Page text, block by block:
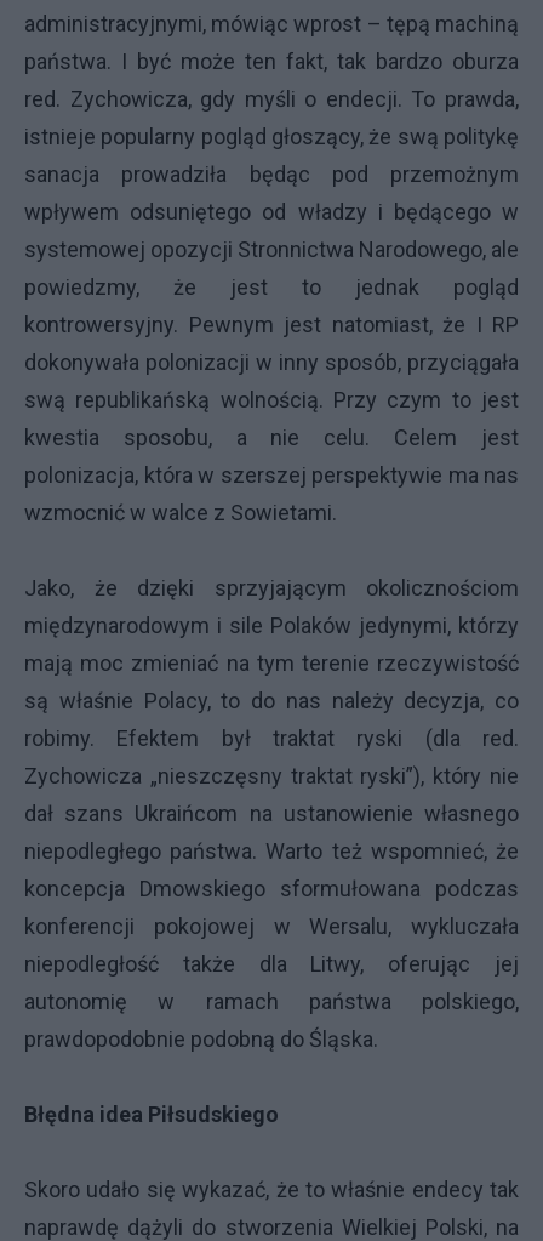
administracyjnymi, mówiąc wprost – tępą machiną
państwa. I być może ten fakt, tak bardzo oburza
red. Zychowicza, gdy myśli o endecji. To prawda,
istnieje popularny pogląd głoszący, że swą politykę
sanacja prowadziła będąc pod przemożnym
wpływem odsuniętego od władzy i będącego w
systemowej opozycji Stronnictwa Narodowego, ale
powiedzmy, że jest to jednak pogląd
kontrowersyjny. Pewnym jest natomiast, że I RP
dokonywała polonizacji w inny sposób, przyciągała
swą republikańską wolnością. Przy czym to jest
kwestia sposobu, a nie celu. Celem jest
polonizacja, która w szerszej perspektywie ma nas
wzmocnić w walce z Sowietami.
Jako, że dzięki sprzyjającym okolicznościom
międzynarodowym i sile Polaków jedynymi, którzy
mają moc zmieniać na tym terenie rzeczywistość
są właśnie Polacy, to do nas należy decyzja, co
robimy. Efektem był traktat ryski (dla red.
Zychowicza „nieszczęsny traktat ryski”), który nie
dał szans Ukraińcom na ustanowienie własnego
niepodległego państwa. Warto też wspomnieć, że
koncepcja Dmowskiego sformułowana podczas
konferencji pokojowej w Wersalu, wykluczała
niepodległość także dla Litwy, oferując jej
autonomię w ramach państwa polskiego,
prawdopodobnie podobną do Śląska.
Błędna idea Piłsudskiego
Skoro udało się wykazać, że to właśnie endecy tak
naprawdę dążyli do stworzenia Wielkiej Polski, na